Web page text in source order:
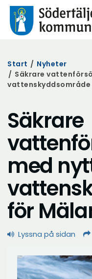
Start / Nyheter
/ Säkrare
vattenskyddsområde
Säkrare
med
för
Lyssna på sidan